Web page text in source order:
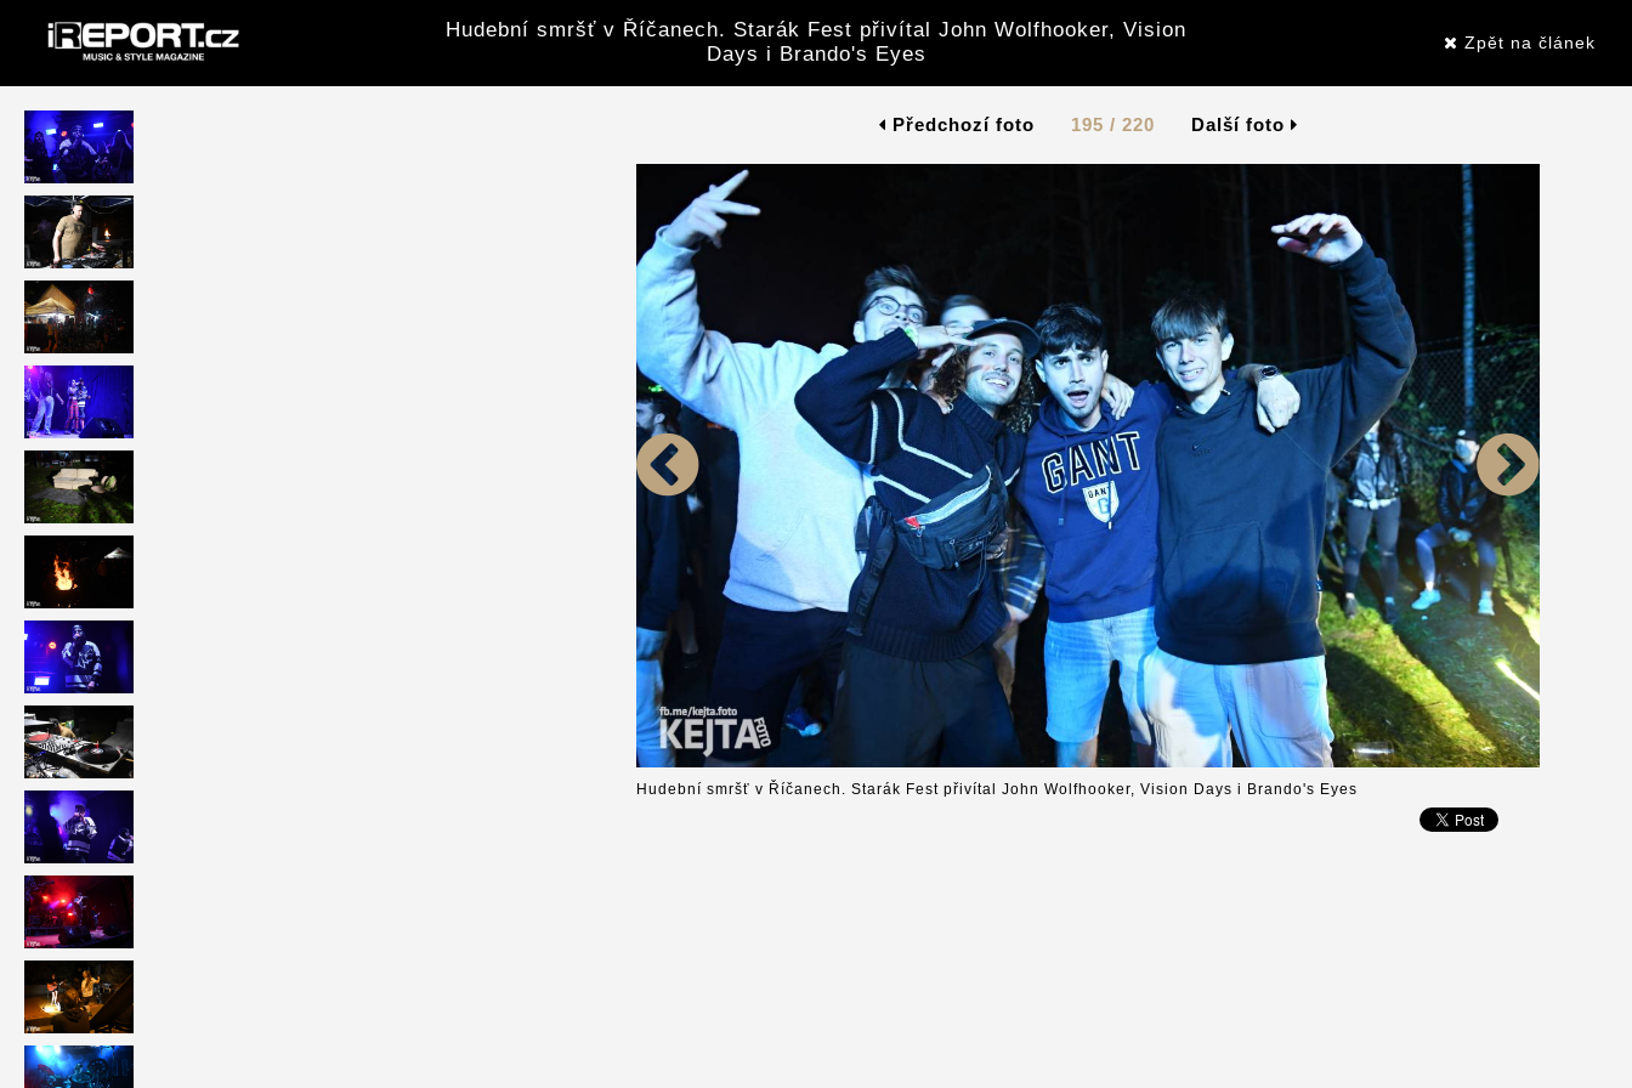
Hudební smršť v Říčanech. Starák Fest přivítal John Wolfhooker, Vision
Days i Brando's Eyes
Zpět na článek
Předchozí foto 195 / 220 Další foto
Hudební smršť v Říčanech. Starák Fest přivítal John Wolfhooker, Vision Days i Brando's Eyes